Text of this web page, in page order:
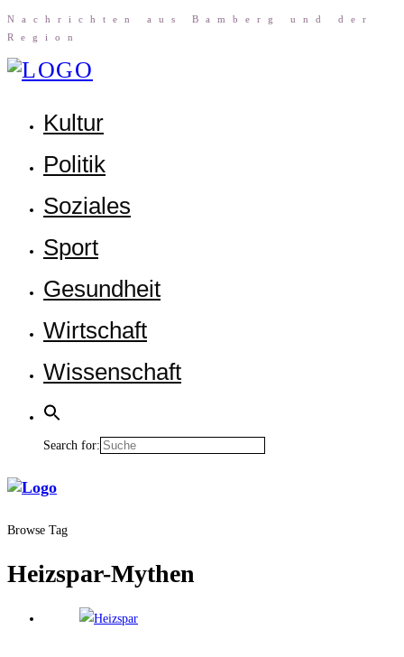
Nach­rich­ten aus Bam­berg und der
Region
Kul­tur
Poli­tik
Sozia­les
Sport
Gesund­heit
Wirt­schaft
Wis­sen­schaft
Search for:
Browse Tag
Heizspar-Mythen